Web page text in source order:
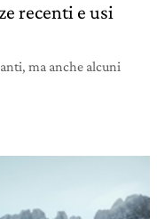
recenti e usi
ma anche alcuni